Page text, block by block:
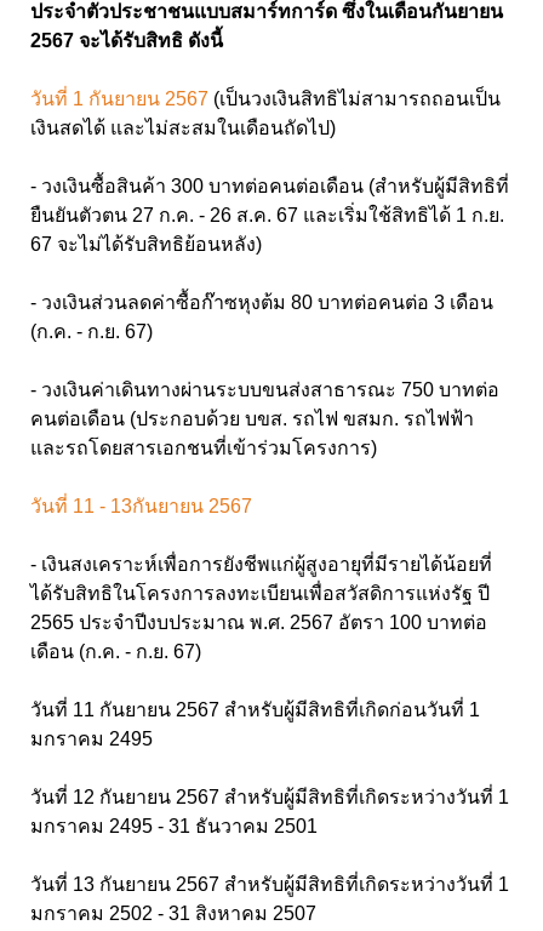
ประจำตัวประชาชนแบบสมาร์ทการ์ด ซึ่งในเดือนกันยายน
2567 จะได้รับสิทธิ ดังนี้
วันที่ 1 กันยายน 2567 (เป็นวงเงินสิทธิไม่สามารถถอนเป็น
เงินสดได้ และไม่สะสมในเดือนถัดไป)
- วงเงินซื้อสินค้า 300 บาทต่อคนต่อเดือน (สำหรับผู้มีสิทธิที่
ยืนยันตัวตน 27 ก.ค. - 26 ส.ค. 67 และเริ่มใช้สิทธิได้ 1 ก.ย.
67 จะไม่ได้รับสิทธิย้อนหลัง)
- วงเงินส่วนลดค่าซื้อก๊าซหุงต้ม 80 บาทต่อคนต่อ 3 เดือน
(ก.ค. - ก.ย. 67)
- วงเงินค่าเดินทางผ่านระบบขนส่งสาธารณะ 750 บาทต่อ
คนต่อเดือน (ประกอบด้วย บขส. รถไฟ ขสมก. รถไฟฟ้า
และรถโดยสารเอกชนที่เข้าร่วมโครงการ)
วันที่ 11 - 13กันยายน 2567
- เงินสงเคราะห์เพื่อการยังชีพแก่ผู้สูงอายุที่มีรายได้น้อยที่
ได้รับสิทธิในโครงการลงทะเบียนเพื่อสวัสดิการแห่งรัฐ ปี
2565 ประจำปีงบประมาณ พ.ศ. 2567 อัตรา 100 บาทต่อ
เดือน (ก.ค. - ก.ย. 67)
วันที่ 11 กันยายน 2567 สำหรับผู้มีสิทธิที่เกิดก่อนวันที่ 1
มกราคม 2495
วันที่ 12 กันยายน 2567 สำหรับผู้มีสิทธิที่เกิดระหว่างวันที่ 1
มกราคม 2495 - 31 ธันวาคม 2501
วันที่ 13 กันยายน 2567 สำหรับผู้มีสิทธิที่เกิดระหว่างวันที่ 1
มกราคม 2502 - 31 สิงหาคม 2507